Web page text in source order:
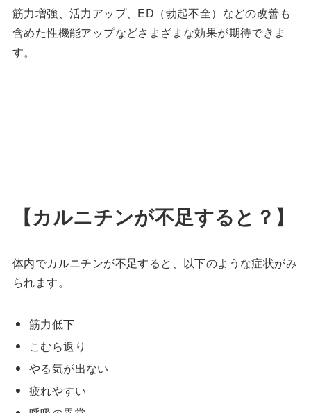
筋力増強、活力アップ、ED（勃起不全）などの改善も
含めた性機能アップなどさまざまな効果が期待できま
す。
【カルニチンが不足すると？】
体内でカルニチンが不足すると、以下のような症状がみ
られます。
筋力低下
こむら返り
やる気が出ない
疲れやすい